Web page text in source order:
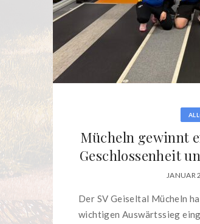
Mücheln gewinnt
Geschlossenheit
JANUAR
Der SV Geiseltal Mücheln
wichtigen Auswärtssieg